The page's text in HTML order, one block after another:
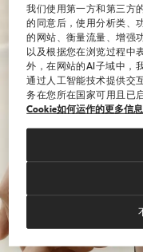
我们使用第一方和第三方
的同意后，使用分析类、
的网站、衡量流量、增强
以及根据您在浏览过程中
外，在网站的AI子域中，
通过人工智能技术提供交
务在您所在国家可用且已
Cookie如何运作的更多信息